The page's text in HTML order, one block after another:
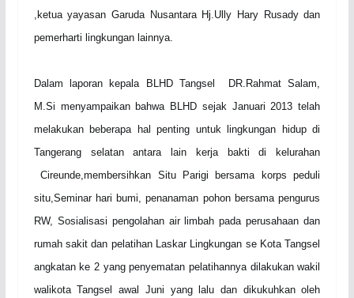
,ketua yayasanGaruda Nusantara Hj.Ully Hary Rusady dan
pemerharti lingkungan lainnya.
Dalam laporan kepala BLHD Tangsel DR. Rahmat Salam,
M.Si menyampaikan bahwa BLHD sejak Januari 2013 telah
melakukan beberapa hal penting untuk lingkungan hidup di
Tangerang selatan antara lain kerja bakti di kelurahan
Cireunde,membersihkan Situ Parigi bersama korps peduli
situ,Seminar hari bumi, penanaman pohon bersama pengurus
RW, Sosialisasi pengolahan air limbah pada perusahaan dan
rumah sakit dan pelatihan Laskar Lingkungan se Kota Tangsel
angkatan ke 2 yang penyematan pelatihannya dilakukan wakil
walikota Tangsel awal Juni yang lalu dan dikukuhkan oleh